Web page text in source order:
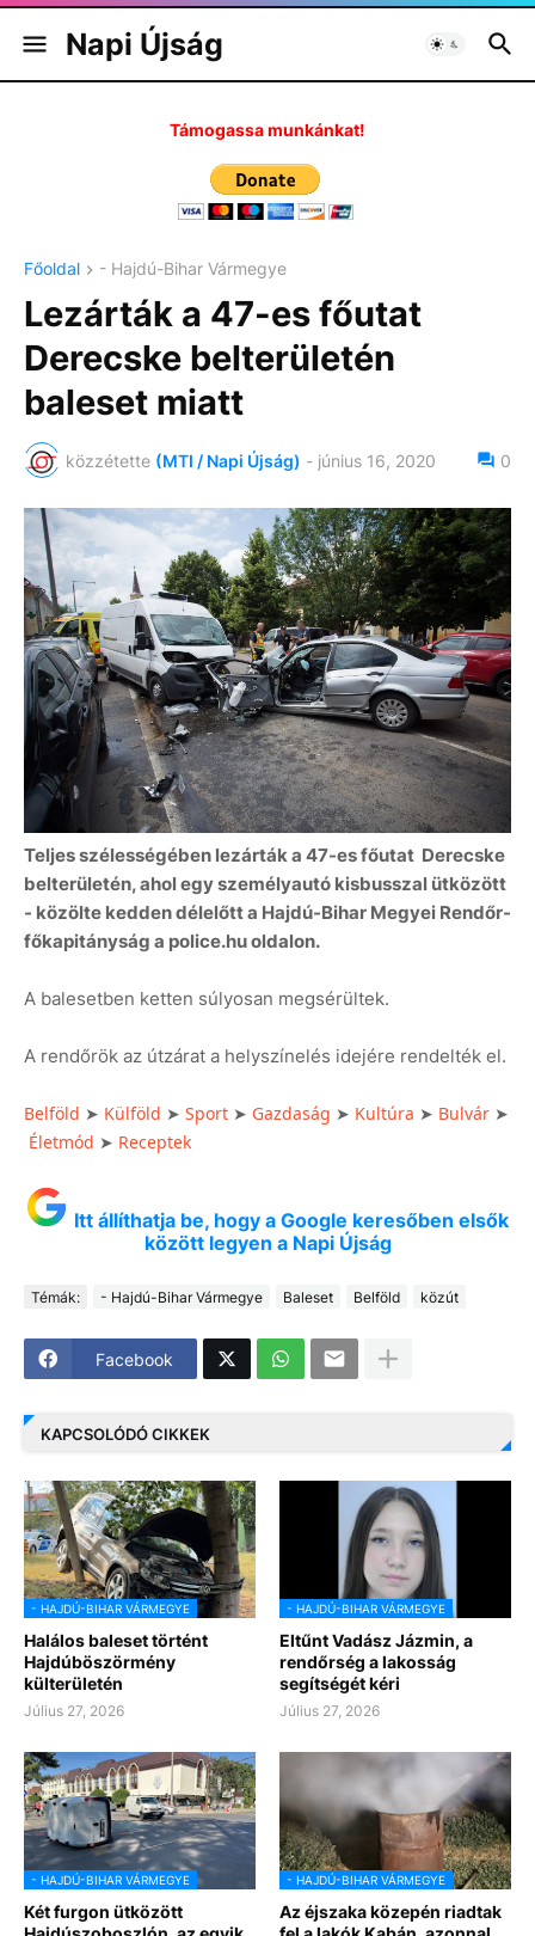
Napi Újság
Támogassa munkánkat!
Főoldal - Hajdú-Bihar Vármegye
Lezárták a 47-es főutat
Derecske belterületén
baleset miatt
közzétette (MTI / Napi Újság) - június 16, 2020 0
Teljes szélességében lezárták a 47-es főutat Derecske
belterületén, ahol egy személyautó kisbusszal ütközött
- közölte kedden délelőtt a Hajdú-Bihar Megyei Rendőr-
főkapitányság a police.hu oldalon.
A balesetben ketten súlyosan megsérültek.
A rendőrök az útzárat a helyszínelés idejére rendelték el.
Belföld ➤ Külföld ➤ Sport ➤ Gazdaság ➤ Kultúra ➤ Bulvár ➤
Életmód ➤ Receptek
Itt állíthatja be, hogy a Google keresőben elsők
között legyen a Napi Újság
Témák: - Hajdú-Bihar Vármegye Baleset Belföld közút
Facebook
KAPCSOLÓDÓ CIKKEK
- HAJDÚ-BIHAR VÁRMEGYE
Halálos baleset történt
Hajdúböszörmény
külterületén
Július 27, 2026
- HAJDÚ-BIHAR VÁRMEGYE
Eltűnt Vadász Jázmin, a
rendőrség a lakosság
segítségét kéri
Július 27, 2026
- HAJDÚ-BIHAR VÁRMEGYE
Két furgon ütközött
- HAJDÚ-BIHAR VÁRMEGYE
Az éjszaka közepén riadtak